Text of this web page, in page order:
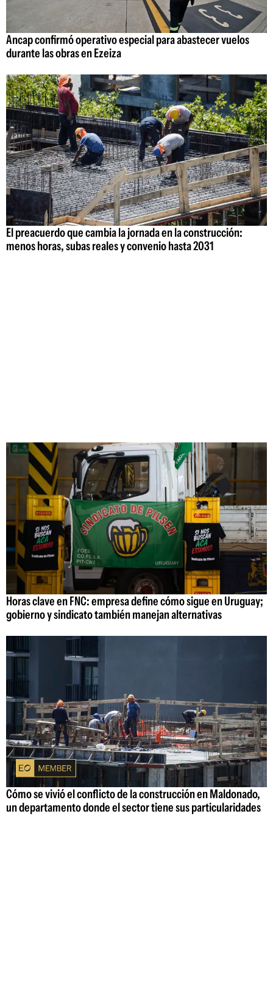
Ancap confirmó operativo especial para abastecer vuelos
durante las obras en Ezeiza
El preacuerdo que cambia la jornada en la construcción:
menos horas, subas reales y convenio hasta 2031
Horas clave en FNC: empresa define cómo sigue en Uruguay;
gobierno y sindicato también manejan alternativas
Cómo se vivió el conflicto de la construcción en Maldonado,
un departamento donde el sector tiene sus particularidades